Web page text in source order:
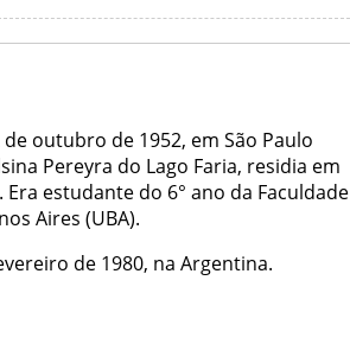
outubro de 1952, em São Paulo
Pereyra do Lago Faria, residia em
estudante do 6° ano da Faculdade
Aires (UBA).
de 1980, na Argentina.